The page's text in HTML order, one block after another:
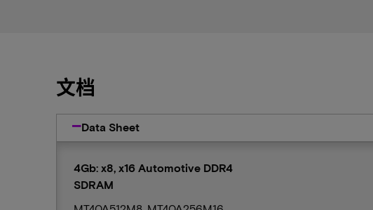
文档
Data Sheet
4Gb: x8, x16 Automotive DDR4
SDRAM